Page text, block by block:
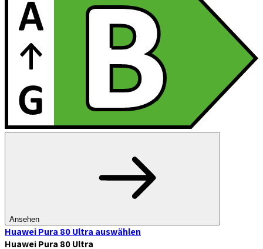
Ansehen
Huawei Pura 80 Ultra auswählen
Huawei Pura 80 Ultra